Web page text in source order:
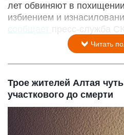
лет обвиняют в
избиением и
сообщает пресс-служба
Читать
Трое жителей Алтая
участкового до смерти